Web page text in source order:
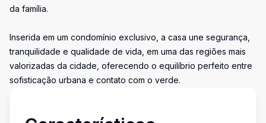
da família.
Inserida em um condomínio exclusivo, a casa une segurança,
tranquilidade e qualidade de vida, em uma das regiões mais
valorizadas da cidade, oferecendo o equilíbrio perfeito entre
sofisticação urbana e contato com o verde.